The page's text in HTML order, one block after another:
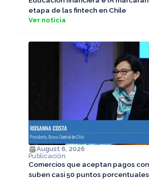
etapa de las fintech en Chile
Ver noticia
August 6, 2026
Publicación
Comercios que aceptan pagos
suben casi 50 puntos